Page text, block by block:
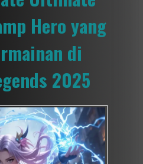
Hero yang
di
2025